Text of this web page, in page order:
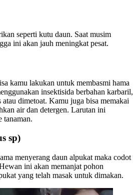
seperti kutu daun. Saat musim
ini akan jauh meningkat pesat.
kamu lakukan untuk membasmi hama
insektisida berbahan karbaril,
dimetoat. Kamu juga bisa memakai
air dan detergen. Larutan ini
tanaman.
sp)
menyerang daun alpukat maka codot
ini akan memanjat pohon
yang telah masak untuk dimakan.